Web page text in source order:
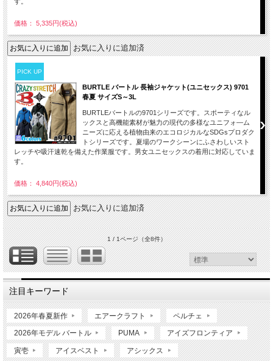
価格： 5,335円(税込)
お気に入りに追加済
PICK UP
BURTLE バートル 長袖ジャケット(ユニセックス) 9701
春夏 サイズS～3L
BURTLEバートルの9701シリーズです。スポーティなル
ックスと高機能素材が魅力の現代の多様なユニフォ―ム
ニーズに応える植物由来のエコロジカルなSDGsプロダク
トシリーズです。夏場のワークシーンにふさわしいスト
レッチや吸汗速乾を備えた作業服です。男女ユニセックスの着用に対応していま
す。
価格： 4,840円(税込)
お気に入りに追加済
1 / 1ページ（全8件）
注目キーワード
2026年春夏新作 エアークラフト ペルチェ
2026年モデル バートル PUMA アイズフロンティア
寅壱 アイスベスト アシックス